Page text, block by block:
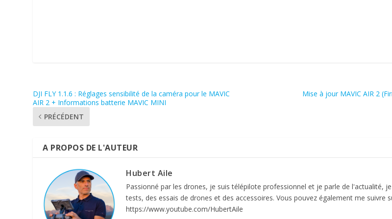
DJI FLY 1.1.6 : Réglages sensibilité de la caméra pour le MAVIC
AIR 2 + Informations batterie MAVIC MINI
PRÉCÉDENT
Mise à jour MAVIC AIR 2
A PROPOS DE L'AUTEUR
Hubert Aile
Passionné par les drones, je suis télépilote professionnel et je parle de l'actualité,
tests, des essais de drones et des accessoires. Vous pouvez également me suivre
https://www.youtube.com/HubertAile